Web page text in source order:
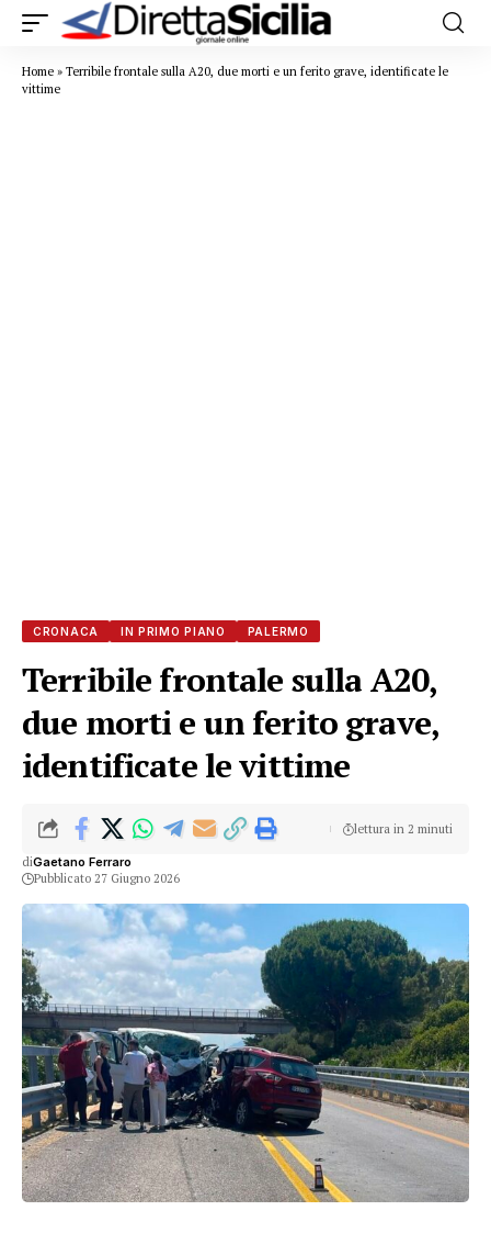
Home » Terribile frontale sulla A20, due morti e un ferito grave, identificate le
vittime
CRONACA IN PRIMO PIANO PALERMO
Terribile frontale sulla A20,
due morti e un ferito grave,
identificate le vittime
diGaetano Ferraro
Pubblicato 27 Giugno 2026
lettura in 2 minuti